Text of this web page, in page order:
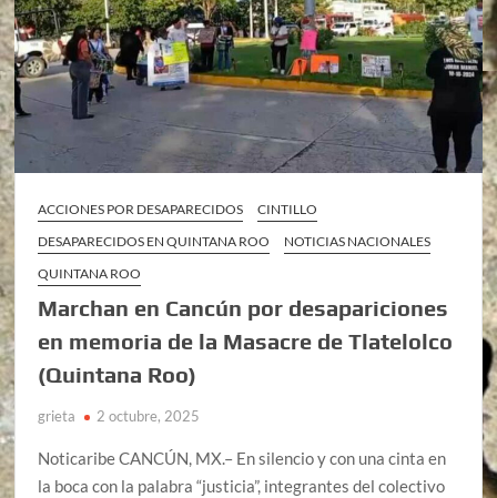
ACCIONES POR DESAPARECIDOS
CINTILLO
DESAPARECIDOS EN QUINTANA ROO
NOTICIAS NACIONALES
QUINTANA ROO
Marchan en Cancún por desapariciones
en memoria de la Masacre de Tlatelolco
(Quintana Roo)
grieta 2 octubre, 2025
Noticaribe CANCÚN, MX.– En silencio y con una cinta en
la boca con la palabra “justicia”, integrantes del colectivo